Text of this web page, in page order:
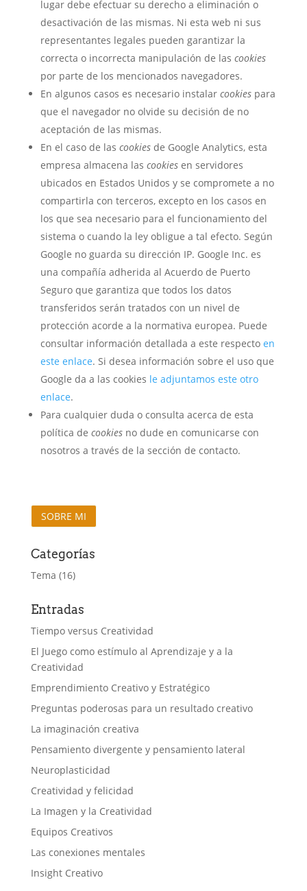
lugar debe efectuar su derecho a eliminación o
desactivación de las mismas. Ni esta web ni sus
representantes legales pueden garantizar la
correcta o incorrecta manipulación de las cookies
por parte de los mencionados navegadores.
En algunos casos es necesario instalar cookiespara
que el navegador no olvide su decisión de no
aceptación de las mismas.
En el caso de las cookiesde Google Analytics, esta
empresa almacena las cookiesen servidores
ubicados en Estados Unidos y se compromete a no
compartirla con terceros, excepto en los casos en
los que sea necesario para el funcionamiento del
sistema o cuando la ley obligue a tal efecto. Según
Google no guarda su dirección IP. Google Inc. es
una compañía adherida al Acuerdo de Puerto
Seguro que garantiza que todos los datos
transferidos serán tratados con un nivel de
protección acorde a la normativa europea. Puede
consultar información detallada a este respecto en
este enlace. Si desea información sobre el uso que
Google da a las cookies le adjuntamos este otro
enlace.
Para cualquier duda o consulta acerca de esta
política de cookiesno dude en comunicarse con
nosotros a través de la sección de contacto.
SOBRE MI
Categorías
Tema (16)
Entradas
Tiempo versus Creatividad
El Juego como estímulo al Aprendizaje y a la
Creatividad
Emprendimiento Creativo y Estratégico
Preguntas poderosas para un resultado creativo
La imaginación creativa
Pensamiento divergente y pensamiento lateral
Neuroplasticidad
Creatividad y felicidad
La Imagen y la Creatividad
Equipos Creativos
Las conexiones mentales
Insight Creativo